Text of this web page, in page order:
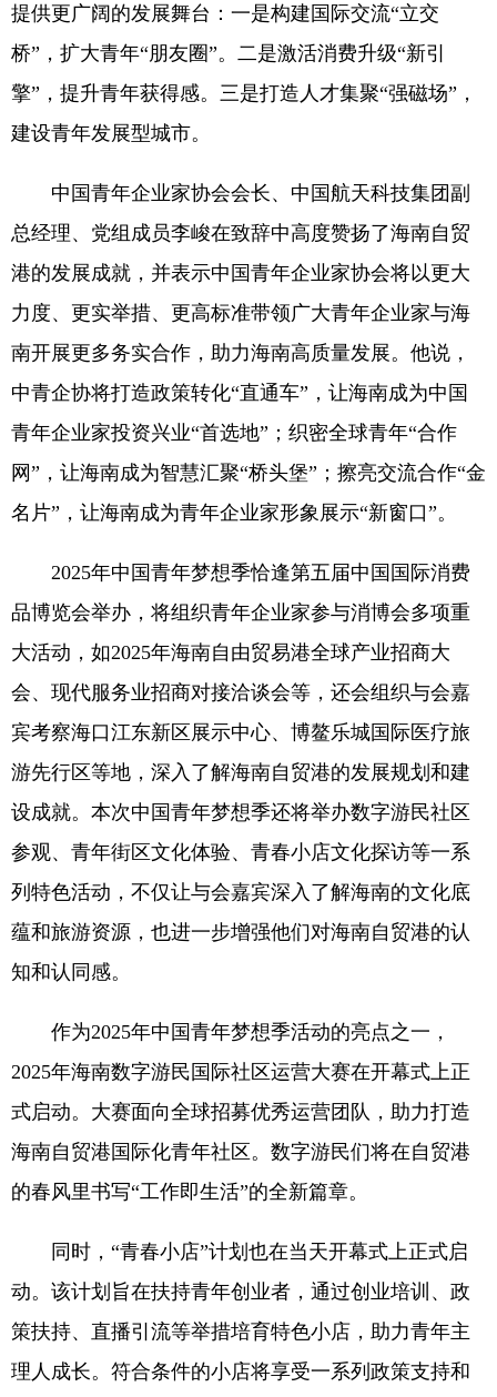
提供更广阔的发展舞台：一是构建国际交流“立交
桥”，扩大青年“朋友圈”。二是激活消费升级“新引
擎”，提升青年获得感。三是打造人才集聚“强磁场”，
建设青年发展型城市。
中国青年企业家协会会长、中国航天科技集团副
总经理、党组成员李峻在致辞中高度赞扬了海南自贸
港的发展成就，并表示中国青年企业家协会将以更大
力度、更实举措、更高标准带领广大青年企业家与海
南开展更多务实合作，助力海南高质量发展。他说，
中青企协将打造政策转化“直通车”，让海南成为中国
青年企业家投资兴业“首选地”；织密全球青年“合作
网”，让海南成为智慧汇聚“桥头堡”；擦亮交流合作“金
名片”，让海南成为青年企业家形象展示“新窗口”。
2025年中国青年梦想季恰逢第五届中国国际消费
品博览会举办，将组织青年企业家参与消博会多项重
大活动，如2025年海南自由贸易港全球产业招商大
会、现代服务业招商对接洽谈会等，还会组织与会嘉
宾考察海口江东新区展示中心、博鳌乐城国际医疗旅
游先行区等地，深入了解海南自贸港的发展规划和建
设成就。本次中国青年梦想季还将举办数字游民社区
参观、青年街区文化体验、青春小店文化探访等一系
列特色活动，不仅让与会嘉宾深入了解海南的文化底
蕴和旅游资源，也进一步增强他们对海南自贸港的认
知和认同感。
作为2025年中国青年梦想季活动的亮点之一，
2025年海南数字游民国际社区运营大赛在开幕式上正
式启动。大赛面向全球招募优秀运营团队，助力打造
海南自贸港国际化青年社区。数字游民们将在自贸港
的春风里书写“工作即生活”的全新篇章。
同时，“青春小店”计划也在当天开幕式上正式启
动。该计划旨在扶持青年创业者，通过创业培训、政
策扶持、直播引流等举措培育特色小店，助力青年主
理人成长。符合条件的小店将享受一系列政策支持和